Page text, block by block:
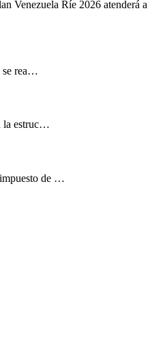
Venezuela Ríe 2026 atenderá a
se rea…
la estruc…
impuesto de …